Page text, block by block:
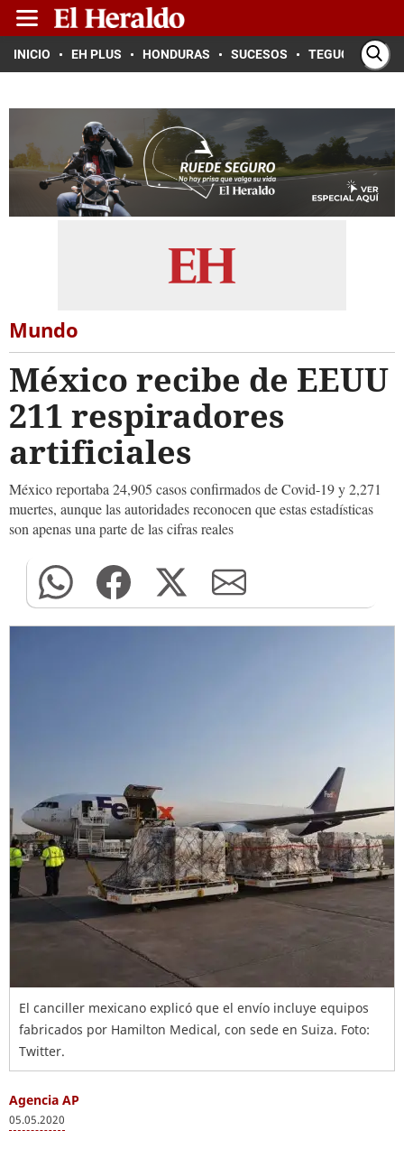
INICIO EH PLUS HONDURAS SUCESOS TEGUCIGALPA
Mundo
México recibe de EEUU
211 respiradores
artificiales
México reportaba 24,905 casos confirmados de Covid-19 y 2,271
muertes, aunque las autoridades reconocen que estas estadísticas
son apenas una parte de las cifras reales
El canciller mexicano explicó que el envío incluye equipos
fabricados por Hamilton Medical, con sede en Suiza. Foto:
Twitter.
Agencia AP
05.05.2020